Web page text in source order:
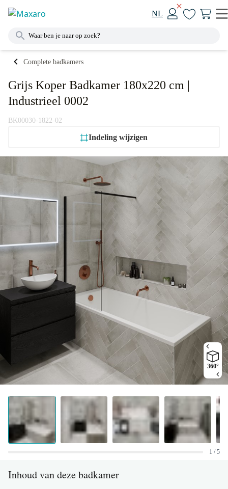
NL
Complete badkamers
Grijs Koper Badkamer 180x220 cm |
Industrieel 0002
BK00030-1822-02
Indeling wijzigen
360°
1 / 5
Inhoud van deze badkamer